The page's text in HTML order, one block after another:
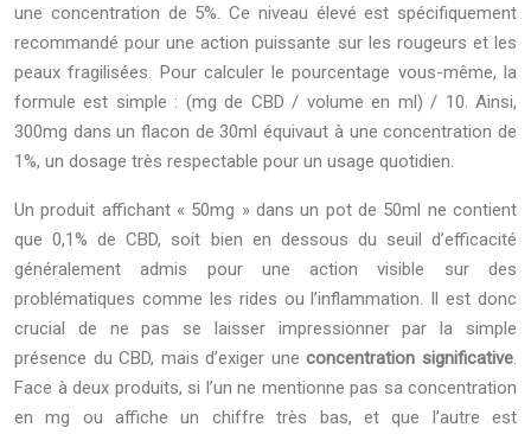
une concentration de 5%. Ce niveau élevé est spécifiquement
recommandé pour une action puissante sur les rougeurs et les
peaux fragilisées. Pour calculer le pourcentage vous-même, la
formule est simple : (mg de CBD / volume en ml) / 10. Ainsi,
300mg dans un flacon de 30ml équivaut à une concentration de
1%, un dosage très respectable pour un usage quotidien.
Un produit affichant « 50mg » dans un pot de 50ml ne contient
que 0,1% de CBD, soit bien en dessous du seuil d’efficacité
généralement admis pour une action visible sur des
problématiques comme les rides ou l’inflammation. Il est donc
crucial de ne pas se laisser impressionner par la simple
présence du CBD, mais d’exiger uneconcentration significative.
Face à deux produits, si l’un ne mentionne pas sa concentration
en mg ou affiche un chiffre très bas, et que l’autre est